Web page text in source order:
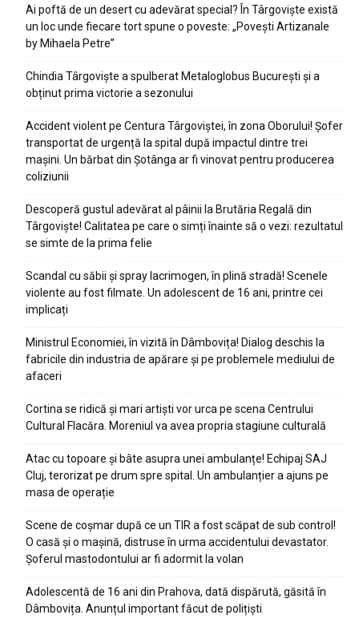
Ai poftă de un desert cu adevărat special? În Târgoviște există
un loc unde fiecare tort spune o poveste: „Povești Artizanale
by Mihaela Petre”
Chindia Târgoviște a spulberat Metaloglobus București și a
obținut prima victorie a sezonului
Accident violent pe Centura Târgoviștei, în zona Oborului! Șofer
transportat de urgență la spital după impactul dintre trei
mașini. Un bărbat din Șotânga ar fi vinovat pentru producerea
coliziunii
Descoperă gustul adevărat al pâinii la Brutăria Regală din
Târgoviște! Calitatea pe care o simți înainte să o vezi: rezultatul
se simte de la prima felie
Scandal cu săbii și spray lacrimogen, în plină stradă! Scenele
violente au fost filmate. Un adolescent de 16 ani, printre cei
implicați
Ministrul Economiei, în vizită în Dâmbovița! Dialog deschis la
fabricile din industria de apărare și pe problemele mediului de
afaceri
Cortina se ridică și mari artiști vor urca pe scena Centrului
Cultural Flacăra. Moreniul va avea propria stagiune culturală
Atac cu topoare și bâte asupra unei ambulanțe! Echipaj SAJ
Cluj, terorizat pe drum spre spital. Un ambulanțier a ajuns pe
masa de operație
Scene de coșmar după ce un TIR a fost scăpat de sub control!
O casă și o mașină, distruse în urma accidentului devastator.
Șoferul mastodontului ar fi adormit la volan
Adolescentă de 16 ani din Prahova, dată dispărută, găsită în
Dâmbovița. Anunțul important făcut de polițiști